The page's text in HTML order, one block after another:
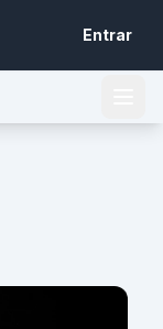
Entrar